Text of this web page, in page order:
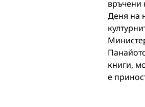
връчени
Деня на
книги,
е